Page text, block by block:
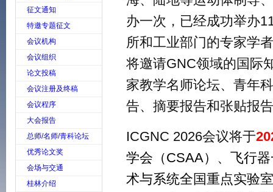
征文通知
特邀专题征文
会议机构
会议组织
论文投稿
会议注册及终稿
会议程序
大会报告
总师/名师/青科论坛
优秀论文奖
会场与交通
桂林介绍
办一次，已经成功举办
所和工业部门的专家学
将邀请GNC领域的国际
家教学名师论坛、青年
告、摘要报告和张贴报
ICGNC 2026会议将于
学会（CSAA）、 飞行
术与系统全国重点实验